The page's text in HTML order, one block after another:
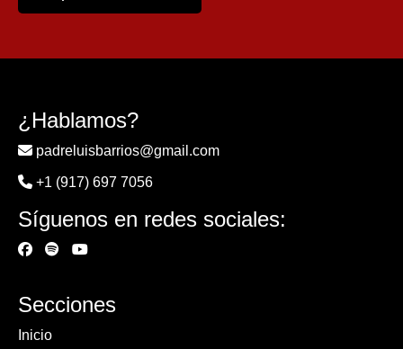
¿Hablamos?
padreluisbarrios@gmail.com
+1 (917) 697 7056
Síguenos en redes sociales:
Secciones
Inicio